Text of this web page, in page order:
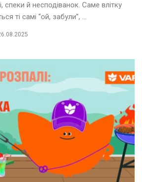
спеки й несподіванок. Саме влітку
ті самі “ой, забули”, ...